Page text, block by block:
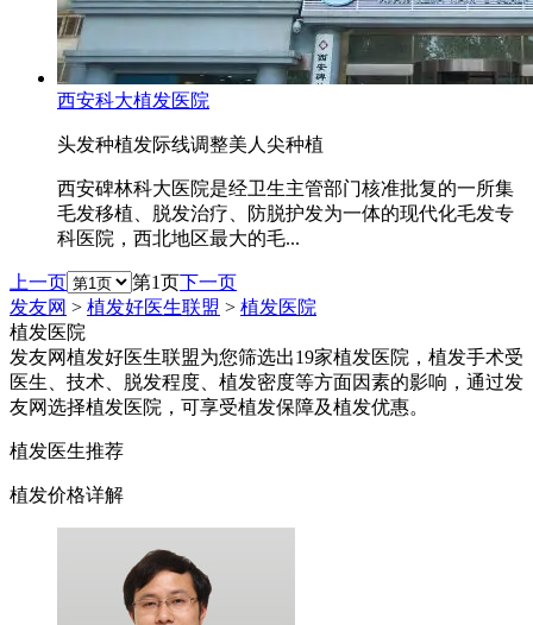
西安科大植发医院
头发种植发际线调整美人尖种植
西安碑林科大医院是经卫生主管部门核准批复的一所集
毛发移植、脱发治疗、防脱护发为一体的现代化毛发专
科医院，西北地区最大的毛...
上一页 第1页下一页
发友网 > 植发好医生联盟 > 植发医院
植发医院
发友网植发好医生联盟为您筛选出19家植发医院，植发手术受
医生、技术、脱发程度、植发密度等方面因素的影响，通过发
友网选择植发医院，可享受植发保障及植发优惠。
植发医生推荐
植发价格详解